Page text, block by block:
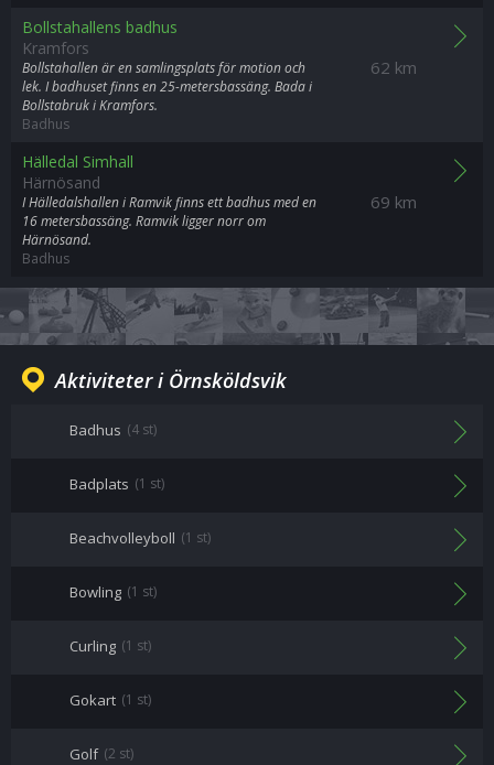
62 km
Bollstahallens badhus
Kramfors
Bollstahallen är en samlingsplats för motion och
lek. I badhuset finns en 25-metersbassäng. Bada i
Bollstabruk i Kramfors.
Badhus
69 km
Hälledal Simhall
Härnösand
I Hälledalshallen i Ramvik finns ett badhus med en
16 metersbassäng. Ramvik ligger norr om
Härnösand.
Badhus
Aktiviteter i Örnsköldsvik
Badhus (4 st)
Badplats (1 st)
Beachvolleyboll (1 st)
Bowling (1 st)
Curling (1 st)
Gokart (1 st)
Golf (2 st)